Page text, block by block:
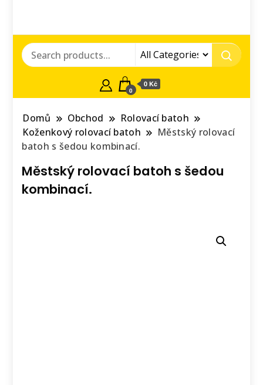
0
0 Kč
Domů Obchod
Rolovací batoh
Koženkový rolovací batoh
Městský rolovací
batoh s šedou kombinací.
Městský rolovací batoh s šedou
kombinací.